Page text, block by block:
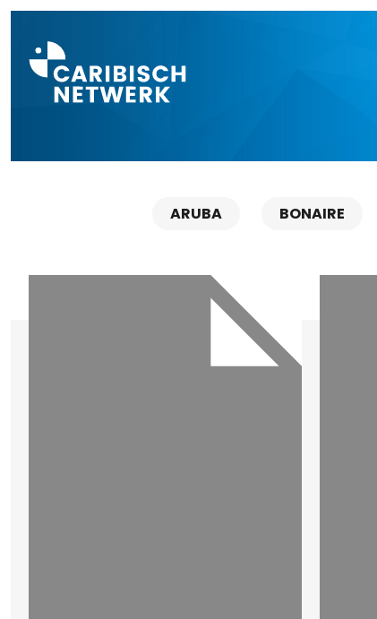
ARUBA BONAIRE